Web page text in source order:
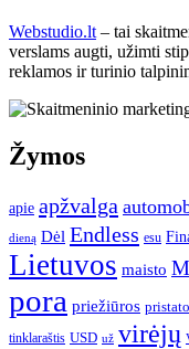
Webstudio.lt – tai
verslams augti, užimti
reklamos ir turinio
Žymos
apie apžvalga
dieną Dėl Endless esu
Lietuvos maisto
pora priežiūros pristato
tinklaraštis USD už virėjų